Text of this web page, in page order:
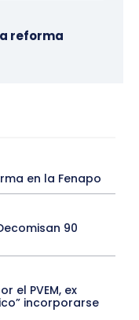
reforma
en la Fenapo
90
el PVEM, ex
incorporarse